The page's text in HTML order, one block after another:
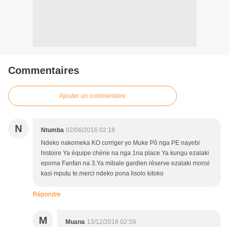
Commentaires
Ajouter un commentaire
N Ntumba 02/06/2016 02:18
Ndeko nakomeka KO corriger yo Muke Pô nga PE nayebi
histoire Ya équipe chérie na nga 1na place Ya kungu ezalaki
epoma Fanfan na 3.Ya mibale gardien réserve ezalaki monsi
kasi mputu te.merci ndeko pona lisolo kitoko
Répondre
M Muana 13/12/2016 02:59